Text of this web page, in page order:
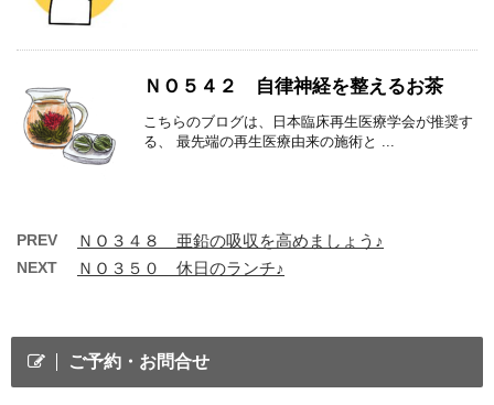
ＮＯ５４２ 自律神経を整えるお茶
こちらのブログは、日本臨床再生医療学会が推奨す
る、 最先端の再生医療由来の施術と ...
PREV ＮＯ３４８ 亜鉛の吸収を高めましょう♪
NEXT ＮＯ３５０ 休日のランチ♪
ご予約・お問合せ